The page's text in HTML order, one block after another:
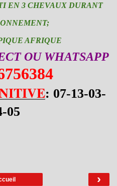
EN 3 CHEVAUX DURANT
AFRIQUE
OU WHATSAPP
: 07-13-03-
05
›